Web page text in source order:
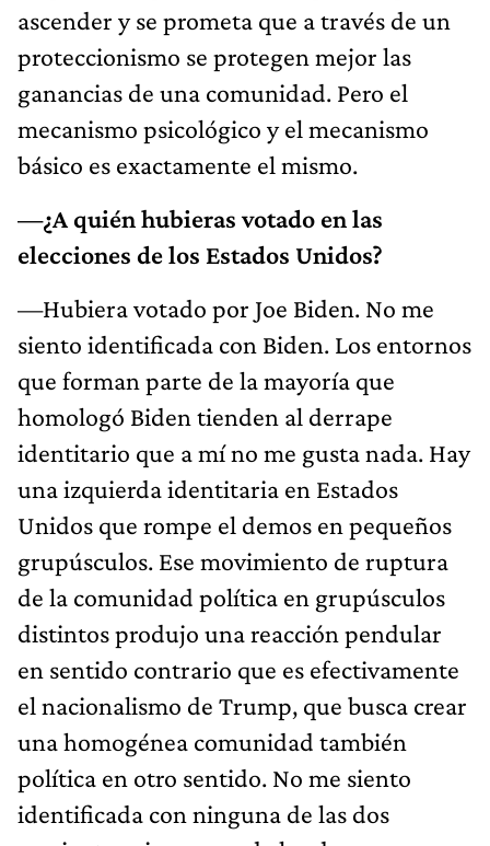
ascender y se prometa que a través de un
proteccionismo se protegen mejor las
ganancias de una comunidad. Pero el
mecanismo psicológico y el mecanismo
básico es exactamente el mismo.
—¿A quién hubieras votado en las
elecciones de los Estados Unidos?
—Hubiera votado por Joe Biden. No me
siento identificada con Biden. Los entornos
que forman parte de la mayoría que
homologó Biden tienden al derrape
identitario que a mí no me gusta nada. Hay
una izquierda identitaria en Estados
Unidos que rompe el demos en pequeños
grupúsculos. Ese movimiento de ruptura
de la comunidad política en grupúsculos
distintos produjo una reacción pendular
en sentido contrario que es efectivamente
el nacionalismo de Trump, que busca crear
una homogénea comunidad también
política en otro sentido. No me siento
identificada con ninguna de las dos